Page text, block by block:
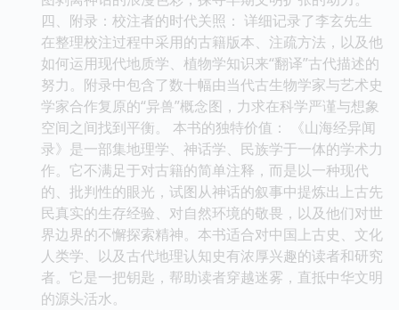
四、附录：校注者的时代关照： 详细记录了李玄先生
在整理校注过程中采用的古籍版本、注疏方法，以及他
如何运用现代地质学、植物学知识来“翻译”古代描述的
努力。附录中包含了数十幅由当代古生物学家与艺术史
学家合作复原的“异兽”概念图，力求在科学严谨与想象
空间之间找到平衡。 本书的独特价值： 《山海经异闻
录》是一部集地理学、神话学、民族学于一体的学术力
作。它不满足于对古籍的简单注释，而是以一种现代
的、批判性的眼光，试图从神话的叙事中提炼出上古先
民真实的生存经验、对自然环境的敬畏，以及他们对世
界边界的不懈探索精神。本书适合对中国上古史、文化
人类学、以及古代地理认知史有浓厚兴趣的读者和研究
者。它是一把钥匙，帮助读者穿越迷雾，直抵中华文明
的源头活水。